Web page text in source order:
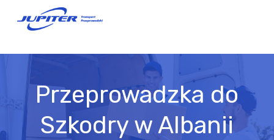
Przeprowadzka do
Szkodry w Albanii